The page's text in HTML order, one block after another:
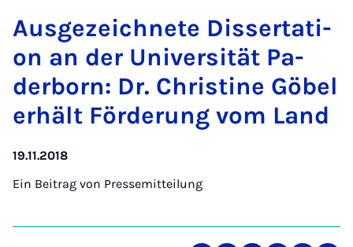
Aus­ge­zeich­ne­te Dis­ser­ta­ti­
on an der Uni­ver­si­tät Pa­
der­born: Dr. Chris­ti­ne Gö­bel
er­hält För­de­rung vom Land
19.11.2018
Ein Beitrag von Pressemitteilung